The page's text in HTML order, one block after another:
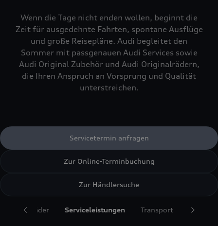
Wenn die Tage nicht enden wollen, beginnt die
Zeit für ausgedehnte Fahrten, spontane Ausflüge
und große Reisepläne. Audi begleitet den
Sommer mit passgenauen Audi Services sowie
Audi Original Zubehör und Audi Originalrädern,
die Ihren Anspruch an Vorsprung und Qualität
unterstreichen.
Servicetermin anfragen
Zur Online-Terminbuchung
Zur Händlersuche
und Räder Serviceleistungen Transport